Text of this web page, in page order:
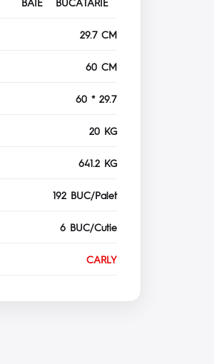
29.7 CM
60 CM
60 * 29.7
20 KG
641.2 KG
192 BUC/Palet
6 BUC/Cutie
CARLY